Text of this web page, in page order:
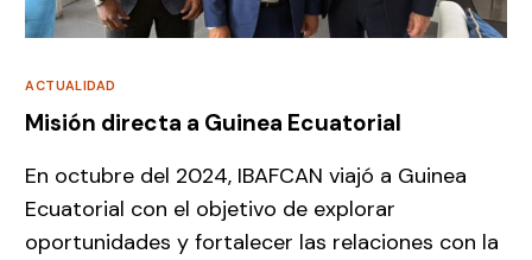
ACTUALIDAD
Misión directa a Guinea Ecuatorial
En octubre del 2024, IBAFCAN viajó a Guinea
Ecuatorial con el objetivo de explorar
oportunidades y fortalecer las relaciones con la